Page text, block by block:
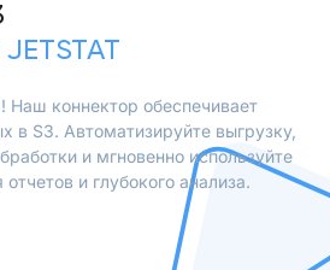
Наш коннектор обеспечивает
в S3. Автоматизируйте выгрузку,
и мгновенно используйте
и глубокого анализа.